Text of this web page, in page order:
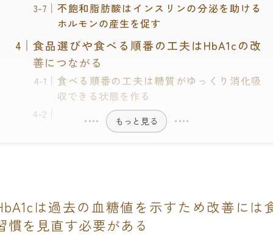
不飽和脂肪酸はインスリンの分泌を助ける
ホルモンの産生を促す
食品選びや食べる順番の工夫はHbA1cの改
善につながる
食べる順番の工夫は糖質がゆっくり消化吸
収できる状態を作る
もっと見る
は過去の血糖値を示すため改善には
慣を見直す必要がある